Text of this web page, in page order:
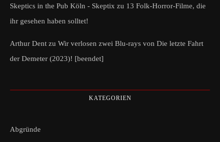
Skeptics in the Pub Köln - Skeptix zu 13 Folk-Horror-Filme, die
ihr gesehen haben solltet!
Arthur Dent zu Wir verlosen zwei Blu-rays von Die letzte Fahrt
der Demeter (2023)! [beendet]
KATEGORIEN
Abgründe